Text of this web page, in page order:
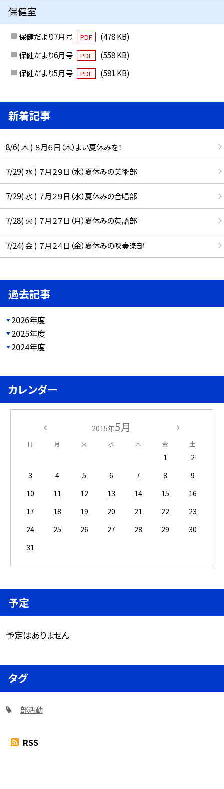
保健室
保健だより7月号 PDF
(478 KB)
保健だより6月号
PDF
(558 KB)
保健だより5月号
PDF (581 KB)
新着記事
8/6( 木 ) ８月６日（木）よい夏休みを！
7/29( 水 ) ７月２９日（水）夏休みの美術部
7/29( 水 ) ７月２９日（水）夏休みの合唱部
7/28( 火 ) ７月２７日（月）夏休みの英語部
7/24( 金 ) ７月２４日（金）夏休みの吹奏楽部
過去記事
2026年度
2025年度
2024年度
カレンダー
2015年5月
日 月 火 水 木 金 土
1
2
3
4 5 6 7 8
9
10
11 12 13 14 15
16
17
18 19 20 21 22
23
24
25 26 27 28 29
30
31
予定
予定はありません
タグ
部活動
RSS